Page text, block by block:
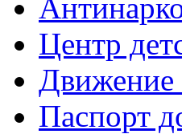
Центр
Паспорт